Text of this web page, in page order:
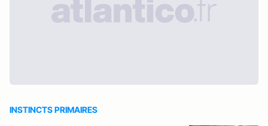
INSTINCTS PRIMAIRES